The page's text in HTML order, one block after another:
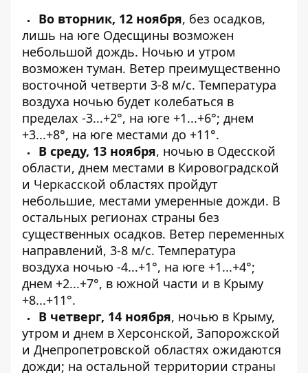
Во вторник, 12 ноября, без осадков,
лишь на юге Одесщины возможен
небольшой дождь. Ночью и утром
возможен туман. Ветер преимущественно
восточной четверти 3-8 м/с. Температура
воздуха ночью будет колебаться в
пределах -3...+2°, на юге +1...+6°; днем
+3...+8°, на юге местами до +11°.
В среду, 13 ноября, ночью в Одесской
области, днем ​​местами в Кировоградской
и Черкасской областях пройдут
небольшие, местами умеренные дожди. В
остальных регионах страны без
существенных осадков. Ветер переменных
направлений, 3-8 м/с. Температура
воздуха ночью -4...+1°, на юге +1...+4°;
днем +2...+7°, в южной части и в Крыму
+8...+11°.
В четверг, 14 ноября, ночью в Крыму,
утром и днем ​​в Херсонской, Запорожской
и Днепропетровской областях ожидаются
дожди; на остальной территории страны